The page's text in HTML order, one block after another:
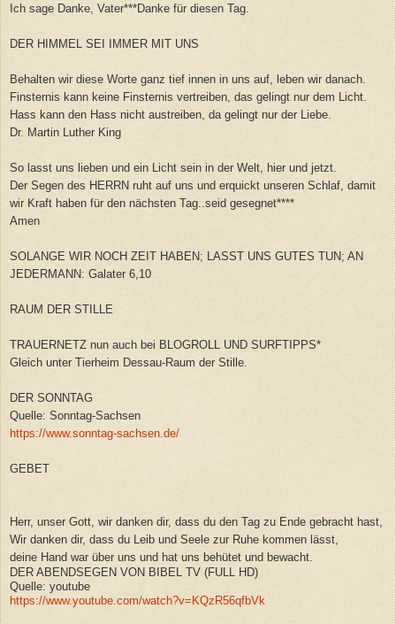
Ich sage Danke, Vater***Danke für diesen Tag.
DER HIMMEL SEI IMMER MIT UNS
Behalten wir diese Worte ganz tief innen in uns auf, leben wir danach.
Finsternis kann keine Finsternis vertreiben, das gelingt nur dem Licht.
Hass kann den Hass nicht austreiben, da gelingt nur der Liebe.
Dr. Martin Luther King
So lasst uns lieben und ein Licht sein in der Welt, hier und jetzt.
Der Segen des HERRN ruht auf uns und erquickt unseren Schlaf, damit
wir Kraft haben für den nächsten Tag..seid gesegnet****
Amen
SOLANGE WIR NOCH ZEIT HABEN; LASST UNS GUTES TUN; AN
JEDERMANN: Galater 6,10
RAUM DER STILLE
TRAUERNETZ nun auch bei BLOGROLL UND SURFTIPPS*
Gleich unter Tierheim Dessau-Raum der Stille.
DER SONNTAG
Quelle: Sonntag-Sachsen
https://www.sonntag-sachsen.de/
GEBET
DER ABENDSEGEN VON BIBEL TV (FULL HD)
Quelle: youtube
https://www.youtube.com/watch?v=KQzR56qfbVk
Herr, unser Gott, wir danken dir, dass du den Tag zu Ende gebracht hast,
Wir danken dir, dass du Leib und Seele zur Ruhe kommen lässt,
deine Hand war über uns und hat uns behütet und bewacht.